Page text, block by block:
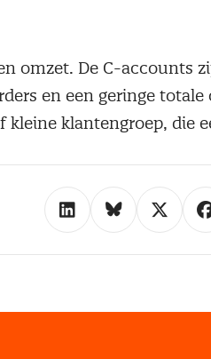
omzet. De C-accounts
en een geringe totale
klantengroep, die